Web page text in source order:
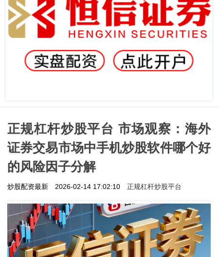
正规杠杆炒股平台 市场观察：海外
证券交易市场中手机炒股软件哪个好
的风险因子分解
炒股配资最新 2026-02-14 17:02:10 正规杠杆炒股平台